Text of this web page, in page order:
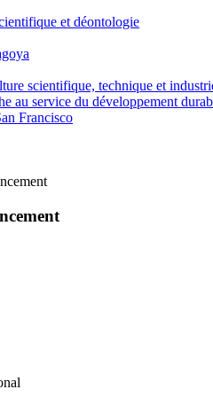
et déontologie
scientifique, technique et
au service du développement
Francisco